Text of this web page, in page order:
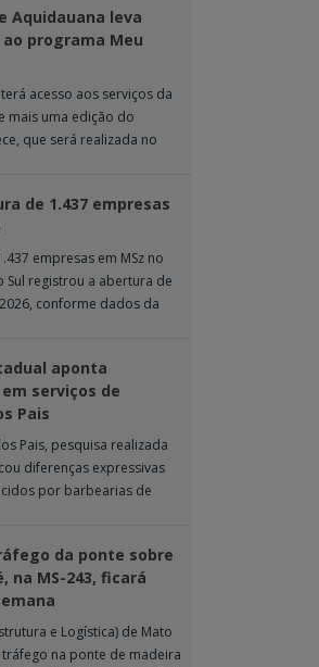
Aquidauana leva
programa Meu
acesso aos serviços da
mais uma edição do
que será realizada no
de 1.437 empresas
empresas em MSz no
Sul registrou a abertura de
conforme dados da
aponta
serviços de
Pais
Pais, pesquisa realizada
diferenças expressivas
por barbearias de
da ponte sobre
na MS-243, ficará
e Logística) de Mato
na ponte de madeira